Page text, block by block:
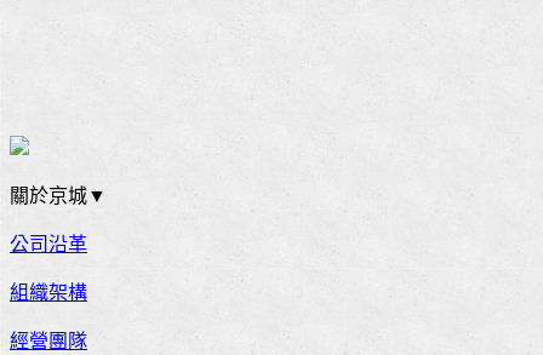
關於京城▼
公司沿革
組織架構
經營團隊